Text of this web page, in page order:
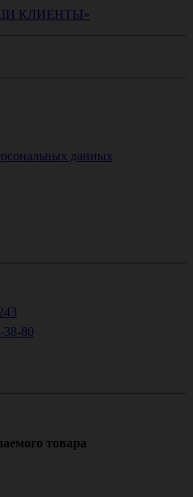
КЛИЕНТЫ»
данных
38-80
товара